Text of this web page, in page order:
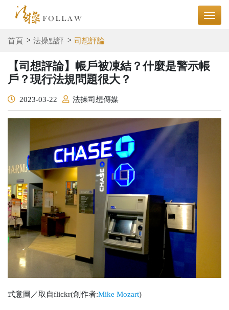
首頁 法操點評 司想評論
【司想評論】帳戶被凍結？什麼是警示帳
戶？現行法規問題很大？
2023-03-22 法操司想傳媒
式意圖／取自flickr(創作者:Mike Mozart)